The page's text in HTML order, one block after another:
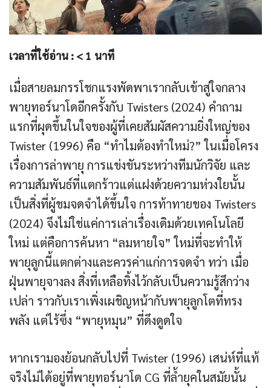
เวลาที่ใช้อ่าน : < 1 นาที
เมื่อสายลมกรรโชกแรงพัดพาเรากลับเข้าสู่ใจกลาง
พายุทอร์นาโดอีกครั้งกับ Twisters (2024) คำถาม
แรกที่ผุดขึ้นในใจของผู้ที่เคยสัมผัสความยิ่งใหญ่ของ
Twister (1996) คือ “ทำไมต้องทำใหม่?” ในเมื่อโครง
เรื่องการล่าพายุ การแข่งขันระหว่างทีมนักวิจัย และ
ความสัมพันธ์ที่แตกร้าวแต่แฝงด้วยความห่วงใยนั้น
เป็นสิ่งที่ผู้ชมจดจำได้ขึ้นใจ การท้าทายของ Twisters
(2024) จึงไม่ใช่แค่การเล่าเรื่องเดิมด้วยเทคโนโลยี
ใหม่ แต่คือการค้นหา “ลมหายใจ” ใหม่ที่จะทำให้
พายุลูกนี้แตกต่างและควรค่าแก่การจดจำ ทว่า เมื่อ
ฝุ่นพายุจางลง สิ่งที่เหลือทิ้งไว้กลับเป็นความรู้สึกว่าง
เปล่า ราวกับเราเพิ่งเผชิญหน้ากับพายุลูกโตที่ทรง
พลัง แต่ไร้ซึ่ง “พายุหมุน” ที่ดึงดูดใจ
หากเรามองย้อนกลับไปที่ Twister (1996) เสน่ห์ที่แท้
จริงไม่ได้อยู่ที่พายุทอร์นาโด CG ที่ล้ำยุคในสมัยนั้น